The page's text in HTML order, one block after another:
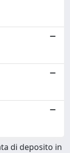
di deposito in